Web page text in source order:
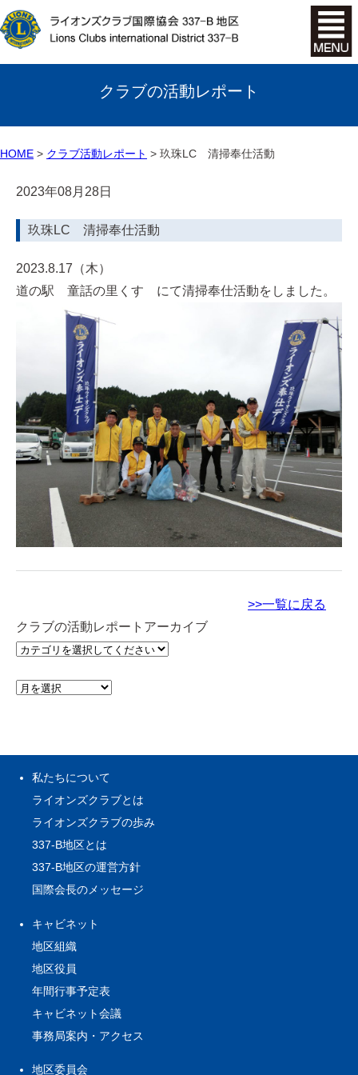
クラブの活動レポート
HOME クラブ活動レポート 玖珠LC 清掃奉仕活動
2023年08月28日
玖珠LC 清掃奉仕活動
2023.8.17（木）
道の駅 童話の里くす にて清掃奉仕活動をしました。
>>一覧に戻る
クラブの活動レポートアーカイブ
私たちについて
ライオンズクラブとは
ライオンズクラブの歩み
337-B地区とは
337-B地区の運営方針
国際会長のメッセージ
キャビネット
地区組織
地区役員
年間行事予定表
キャビネット会議
事務局案内・アクセス
地区委員会